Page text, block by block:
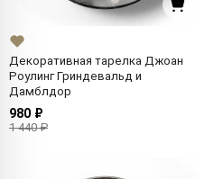
Декоративная тарелка Джоан
Роулинг Гриндевальд и
Дамблдор
980 ₽
1 440 ₽